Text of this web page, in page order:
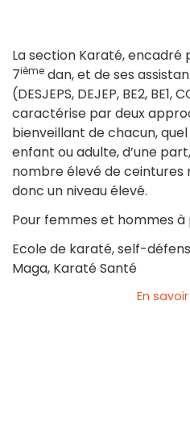
La section Karaté, encadré
7ième dan, et de ses
(DESJEPS, DEJEP, BE2, BE1,
caractérise par deux
bienveillant de chacun,
enfant ou adulte, d’une
nombre élevé de ceintures
donc un niveau élevé.
Pour femmes et hommes
Ecole de karaté, self-
Maga, Karaté Santé
En